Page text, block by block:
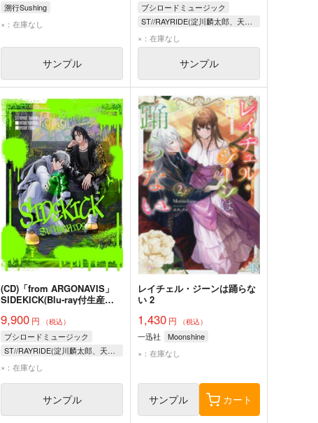
溯行Sushing
×：在庫なし
サンプル
ブシロードミュージック
ST//RAYRIDE(淀川麟太郎、天王寺龍介(CV:SHIN、林勇))
×：在庫なし
サンプル
(CD)「from ARGONAVIS」
SIDEKICK(Blu-ray付生産限
9,900 円 （税込）
ブシロードミュージック
ST//RAYRIDE(淀川麟太郎、天王寺龍介(CV:SHIN、林勇))
×：在庫なし
サンプル
レイチェル・ジーンは踊らな
い 2
1,430 円 （税込）
一迅社
Moonshine
×：在庫なし
サンプル カート